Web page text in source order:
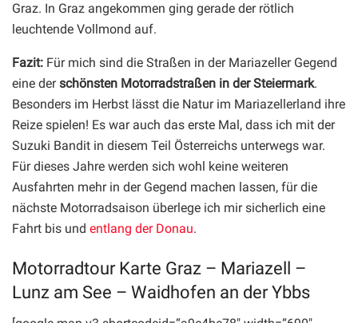
Graz. In Graz angekommen ging gerade der rötlich
leuchtende Vollmond auf.
Fazit: Für mich sind die Straßen in der Mariazeller Gegend
eine derschönsten Motorradstraßen in der Steiermark.
Besonders im Herbst lässt die Natur im Mariazellerland ihre
Reize spielen! Es war auch das erste Mal, dass ich mit der
Suzuki Bandit in diesem Teil Österreichs unterwegs war.
Für dieses Jahre werden sich wohl keine weiteren
Ausfahrten mehr in der Gegend machen lassen, für die
nächste Motorradsaison überlege ich mir sicherlich eine
Fahrt bis und entlang der Donau.
Motorradtour Karte Graz – Mariazell –
Lunz am See – Waidhofen an der Ybbs